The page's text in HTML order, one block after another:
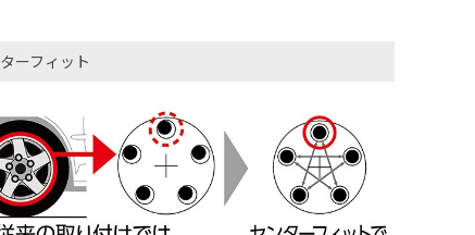
ーフィット